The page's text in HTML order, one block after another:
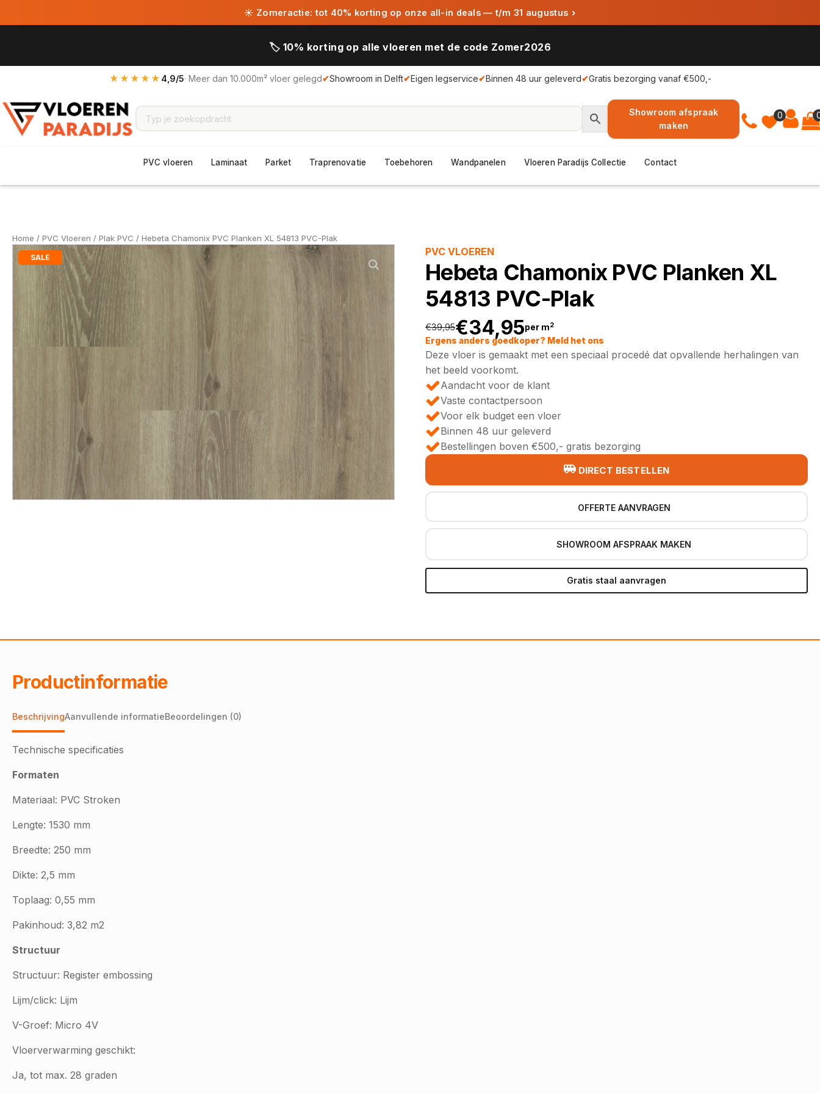
☀ Zomeractie: tot 40% korting op onze all-in deals — t/m 31 augustus ›
🏷️ 10% korting op alle vloeren met de code Zomer2026
★★★★★ 4,9/5· Meer dan 10.000m² vloer gelegd✔Showroom in Delft✔Eigen legservice✔Binnen 48 uur geleverd✔Gratis bezorging vanaf €500,-
0
Showroom afspraak
maken
PVC vloeren Laminaat Parket Traprenovatie Toebehoren Wandpanelen Vloeren Paradijs Collectie Contact
Home / PVC Vloeren / Plak PVC / Hebeta Chamonix PVC Planken XL 54813 PVC-Plak
SALE PVC VLOEREN
Hebeta Chamonix PVC Planken XL
54813 PVC-Plak
€39,95
Oorspronkelijke
prijs
was:
€39,95.
€34,95
Huidige
prijs
is:
€34,95.
per m2
Ergens anders goedkoper? Meld het ons
Deze vloer is gemaakt met een speciaal procedé dat opvallende herhalingen van
het beeld voorkomt.
Aandacht voor de klant
Vaste contactpersoon
Voor elk budget een vloer
Binnen 48 uur geleverd
Bestellingen boven €500,- gratis bezorging
DIRECT BESTELLEN
OFFERTE AANVRAGEN
SHOWROOM AFSPRAAK MAKEN
Gratis staal aanvragen
Productinformatie
BeschrijvingAanvullende informatieBeoordelingen (0)
Technische specificaties
Formaten
Materiaal: PVC Stroken
Lengte: 1530 mm
Breedte: 250 mm
Dikte: 2,5 mm
Toplaag: 0,55 mm
Pakinhoud: 3,82 m2
Structuur
Structuur: Register embossing
Lijm/click: Lijm
V-Groef: Micro 4V
Vloerverwarming geschikt:
Ja, tot max. 28 graden